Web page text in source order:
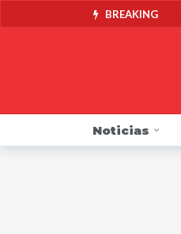
BREAKING
Noticias